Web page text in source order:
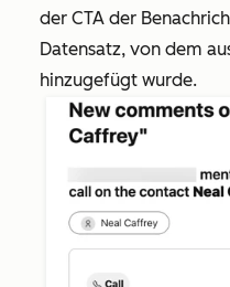
der CTA der
Datensatz, von dem
hinzugefügt wurde.